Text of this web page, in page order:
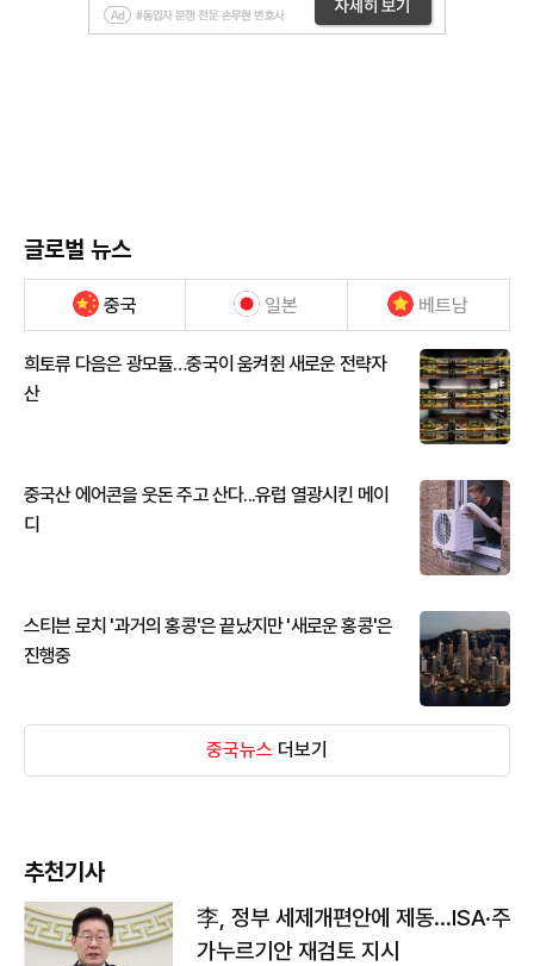
글로벌 뉴스
중국 일본 베트남
희토류 다음은 광모듈…중국이 움켜쥔 새로운 전략자
산
중국산 에어콘을 웃돈 주고 산다...유럽 열광시킨 메이
디
스티븐 로치 '과거의 홍콩'은 끝났지만 '새로운 홍콩'은
진행중
중국뉴스 더보기
추천기사
李, 정부 세제개편안에 제동…ISA·주
가누르기안 재검토 지시